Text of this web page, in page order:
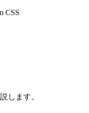
CSS
します。